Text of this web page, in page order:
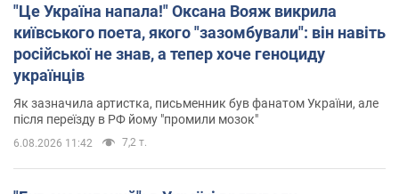
"Це Україна напала!" Оксана Вояж викрила
київського поета, якого "зазомбували": він навіть
російської не знав, а тепер хоче геноциду
українців
Як зазначила артистка, письменник був фанатом України, але
після переїзду в РФ йому "промили мозок"
6.08.2026 11:42 7,2 т.